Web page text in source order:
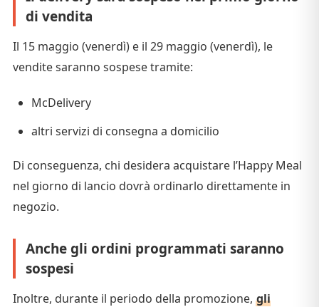
di vendita
Il 15 maggio (venerdì) e il 29 maggio (venerdì), le
vendite saranno sospese tramite:
McDelivery
altri servizi di consegna a domicilio
Di conseguenza, chi desidera acquistare l’Happy Meal
nel giorno di lancio dovrà ordinarlo direttamente in
negozio.
Anche gli ordini programmati saranno
sospesi
Inoltre, durante il periodo della promozione, gli